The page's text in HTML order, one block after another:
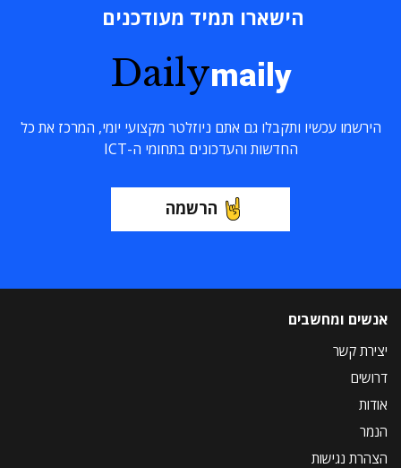
הישארו תמיד מעודכנים
Dailymaily
הירשמו עכשיו ותקבלו גם אתם ניוזלטר מקצועי יומי, המרכז את כל
החדשות והעדכונים בתחומי ה-ICT
הרשמה
אנשים ומחשבים
יצירת קשר
דרושים
אודות
הנמר
הצהרת נגישות